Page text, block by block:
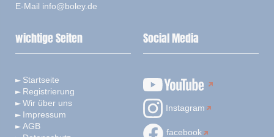
E-Mail info@boley.de
wichtige Seiten
Startseite
Registrierung
Wir über uns
Impressum
AGB
Social Media
Instagram
facebook